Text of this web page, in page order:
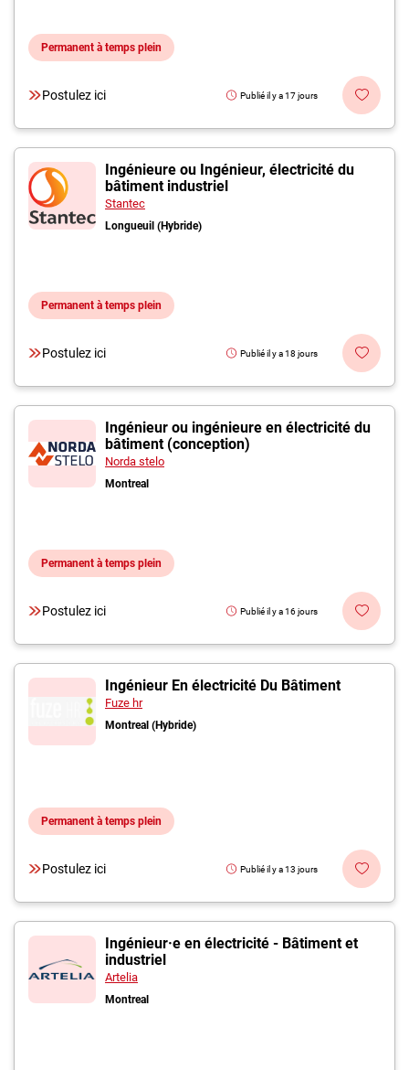
Permanent à temps plein
Postulez ici Publié il y a 17 jours
Ingénieure ou Ingénieur, électricité du
bâtiment industriel
Stantec
Longueuil (Hybride)
Permanent à temps plein
Postulez ici Publié il y a 18 jours
Ingénieur ou ingénieure en électricité du
bâtiment (conception)
Norda stelo
Montreal
Permanent à temps plein
Postulez ici Publié il y a 16 jours
Ingénieur En électricité Du Bâtiment
Fuze hr
Montreal (Hybride)
Permanent à temps plein
Postulez ici Publié il y a 13 jours
Ingénieur·e en électricité - Bâtiment et
industriel
Artelia
Montreal